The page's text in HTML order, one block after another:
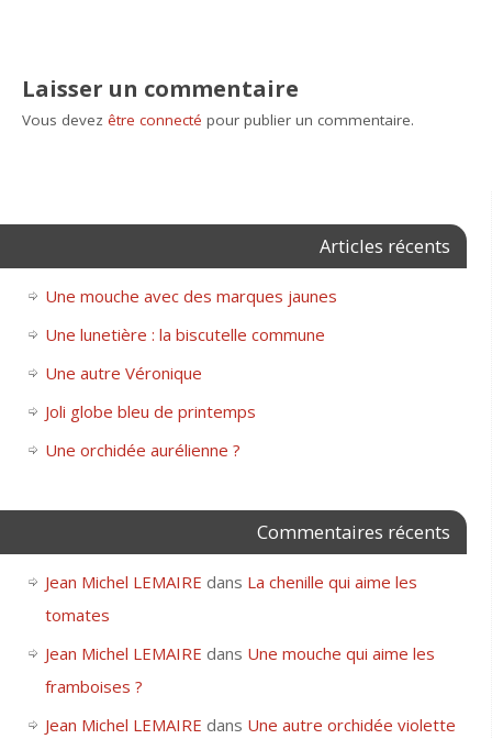
Laisser un commentaire
Vous devezêtre connecté pour publier un commentaire.
Articles récents
Une mouche avec des marques jaunes
Une lunetière : la biscutelle commune
Une autre Véronique
Joli globe bleu de printemps
Une orchidée aurélienne ?
Commentaires récents
Jean Michel LEMAIRE dans La chenille qui aime les
tomates
Jean Michel LEMAIRE dans Une mouche qui aime les
framboises ?
Jean Michel LEMAIRE dans Une autre orchidée violette